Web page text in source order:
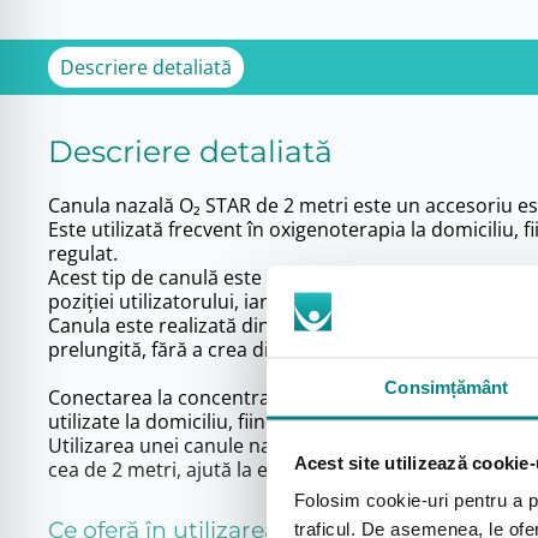
Consimțământ
Acest site utilizează
Folosim cookie-uri pentru a
traficul. De asemenea, le
Descriere detaliată
Descriere detaliată
Canula nazală O₂ STAR de 2 metri este un
Este utilizată frecvent în oxigenoterapia la domiciliu,
regulat.
Acest tip de canulă este conceput pentru
poziției utilizatorului, iar lungimea de 2 metri
Canula este realizată din materiale moi, plăcute la
prelungită, fără a crea disconfort accentuat, aspect
Conectarea la concentratorul de oxigen se face
utilizate la domiciliu, fiind un accesoriu standard în
Utilizarea unei canule nazale adecvate contribuie la
cea de 2 metri, ajută la evitarea tensiunii asupra
Ce oferă în utilizarea zilnică